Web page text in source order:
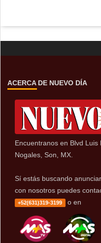
ACERCA DE NUEVO DÍA
Encuentranos en Blvd
Nogales, Son, MX.
Sí estás buscando
con nosotros puedes
+52(631)319-3199 o en